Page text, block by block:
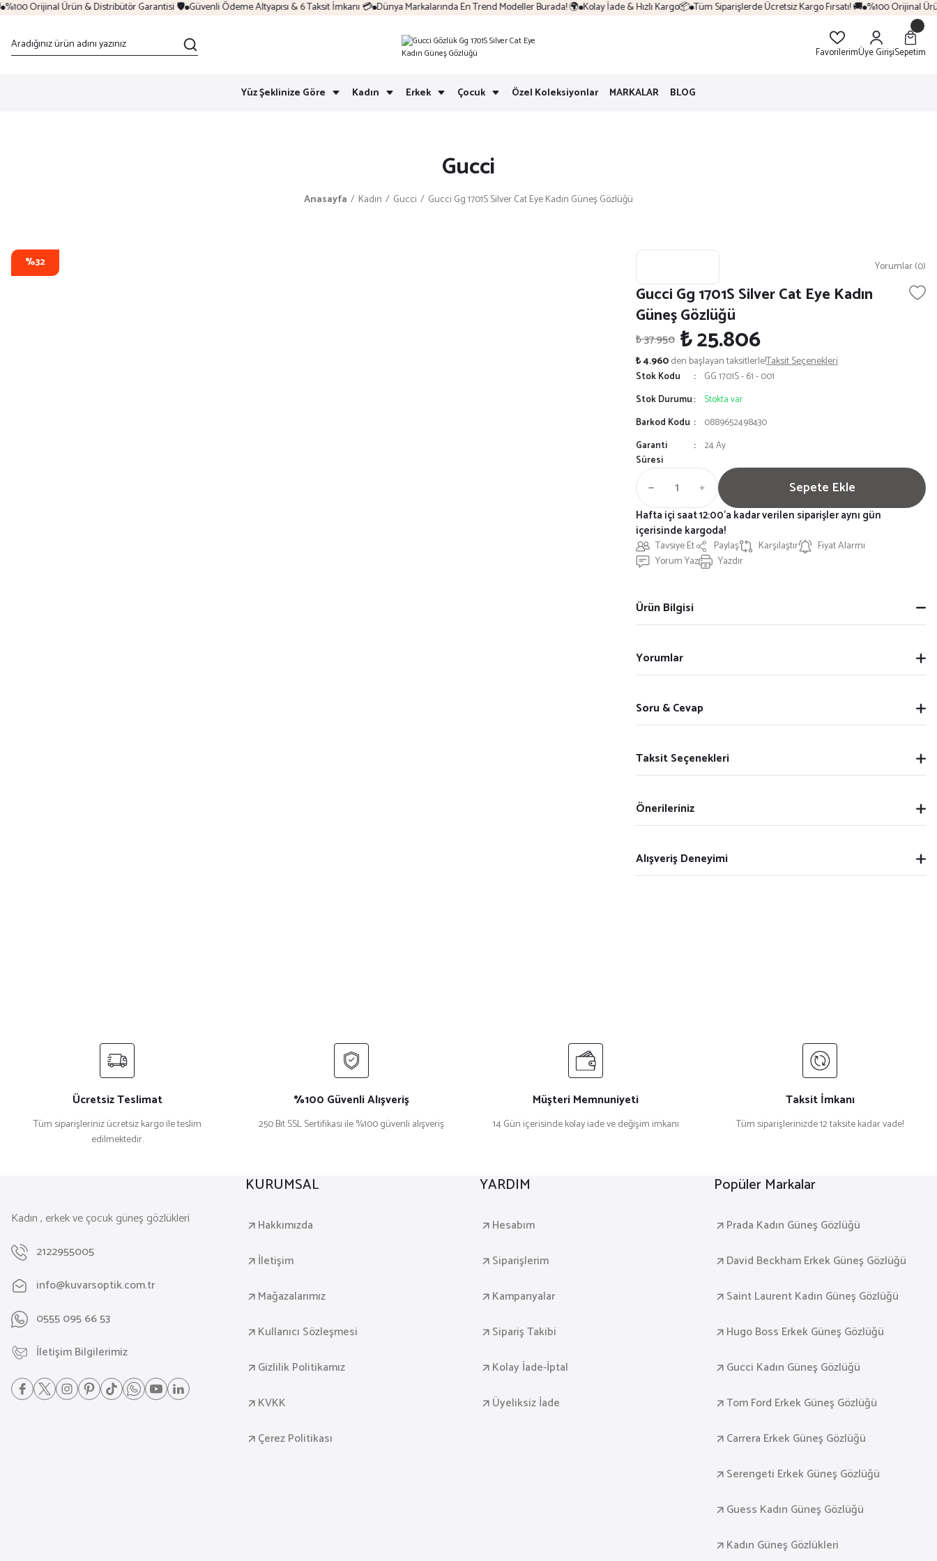
Orijinal Ürün & Distribütör Garantisi 🛡️ Güvenli Ödeme Altyapısı & 6 Taksit İmkanı 💳 Dünya Markalarında En Trend Modeller Burada! 🌍 Kolay İade & Hızlı Kargo📦 Tüm Siparişlerde Ücretsiz Kargo Fırsatı! 🚚 %100 Orijinal Ürün &
FavorilerimÜye GirişiSepetim
Yüz Şeklinize Göre Kadın Erkek Çocuk Özel Koleksiyonlar MARKALAR BLOG
Gucci
Anasayfa Kadın Gucci Gucci Gg 1701S Silver Cat Eye Kadın Güneş Gözlüğü
%32 Yorumlar (0)
Gucci Gg 1701S Silver Cat Eye Kadın
Güneş Gözlüğü
₺ 37.950 ₺ 25.806
₺ 4.960den başlayan taksitlerle!Taksit Seçenekleri
Stok Kodu
GG 1701S - 61 - 001
Stok Durumu
Stokta var
Barkod Kodu
0889652498430
Garanti
Süresi
24 Ay
Sepete Ekle
Tavsiye Et Paylaş Karşılaştır
Fiyat Alarmı
Yorum Yaz
Yazdır
Hafta içi saat 12:00'a kadar verilen siparişler aynı gün
içerisinde kargoda!
Ürün Bilgisi
Yorumlar
Soru & Cevap
Taksit Seçenekleri
Önerileriniz
Alışveriş Deneyimi
Ücretsiz Teslimat
Tüm siparişleriniz ücretsiz kargo ile teslim
edilmektedir.
%100 Güvenli Alışveriş
250 Bit SSL Sertifikası ile %100 güvenli alışveriş
Müşteri Memnuniyeti
14 Gün içerisinde kolay iade ve değişim imkanı
Taksit İmkanı
Tüm siparişlerinizde 12 taksite kadar vade!
Kadın , erkek ve çocuk güneş gözlükleri
2122955005
info@kuvarsoptik.com.tr
0555 095 66 53
İletişim Bilgilerimiz
KURUMSAL
Hakkımızda
İletişim
Mağazalarımız
Kullanıcı Sözleşmesi
Gizlilik Politikamız
KVKK
Çerez Politikası
YARDIM
Hesabım
Siparişlerim
Kampanyalar
Sipariş Takibi
Kolay İade-İptal
Üyeliksiz İade
Popüler Markalar
Prada Kadın Güneş Gözlüğü
David Beckham Erkek Güneş Gözlüğü
Saint Laurent Kadın Güneş Gözlüğü
Hugo Boss Erkek Güneş Gözlüğü
Gucci Kadın Güneş Gözlüğü
Tom Ford Erkek Güneş Gözlüğü
Carrera Erkek Güneş Gözlüğü
Serengeti Erkek Güneş Gözlüğü
Guess Kadın Güneş Gözlüğü
Kadın Güneş Gözlükleri